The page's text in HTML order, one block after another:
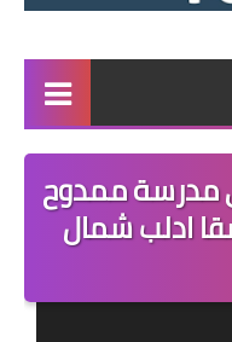
داخل سوريا
في تركيا
ممدوح
ادلب شمال